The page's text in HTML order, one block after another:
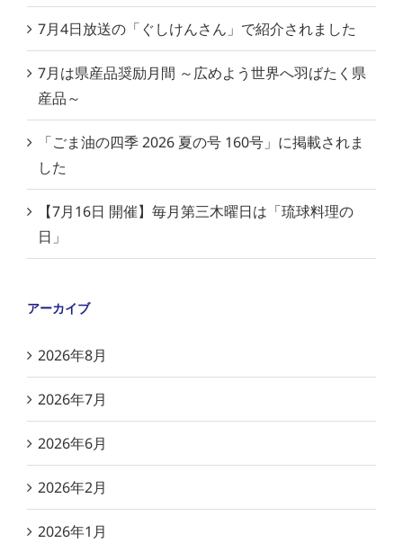
7月4日放送の「ぐしけんさん」で紹介されました
7月は県産品奨励月間 ～広めよう世界へ羽ばたく県
産品～
「ごま油の四季 2026 夏の号 160号」に掲載されま
した
【7月16日 開催】毎月第三木曜日は「琉球料理の
日」
アーカイブ
2026年8月
2026年7月
2026年6月
2026年2月
2026年1月